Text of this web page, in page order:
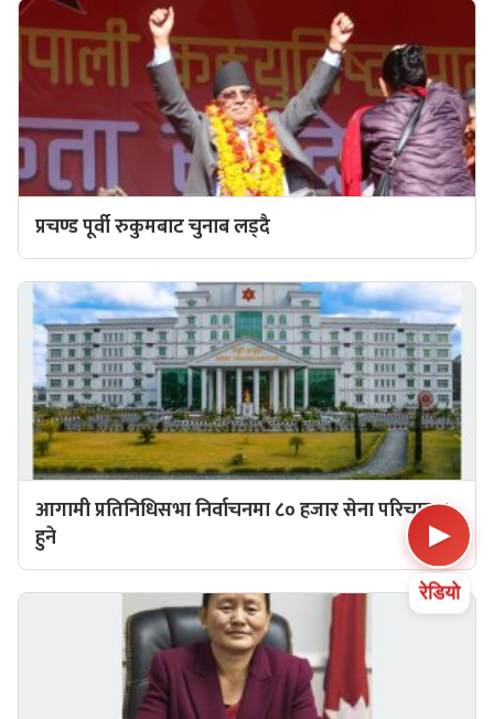
▶
रेडियो
प्रचण्ड पूर्वी रुकुमबाट चुनाब लड्दै
आगामी प्रतिनिधिसभा निर्वाचनमा ८० हजार सेना परिचालन
हुने